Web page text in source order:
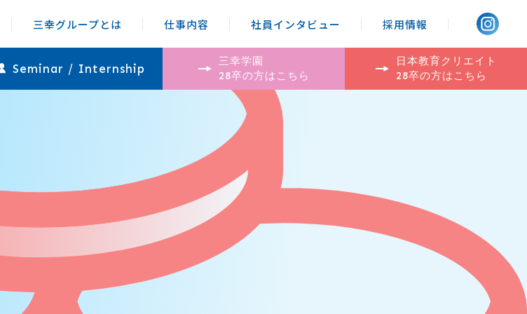
三幸グループとは 仕事内容 社員インタビュー 採用情報
Seminar / Internship
三幸学園
28卒の方はこちら
日本教育クリエイト
28卒の方はこちら